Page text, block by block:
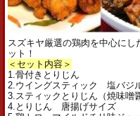
スズキヤ厳選の鶏肉を中心に
ット！
＜セット内容＞
1.骨付きとりじん
2.ウイングスティック 塩バジ
3.スティックとりじん（焼味噌
4.とりじん 唐揚げサイズ